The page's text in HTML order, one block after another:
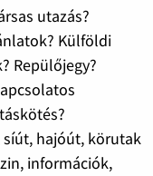
utazás?
Külföldi
Repülőjegy?
síút, hajóút, körutak
információk,